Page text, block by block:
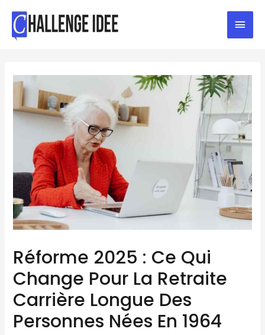
Réforme 2025 : Ce Qui
Change Pour La Retraite
Carrière Longue Des
Personnes Nées En 1964